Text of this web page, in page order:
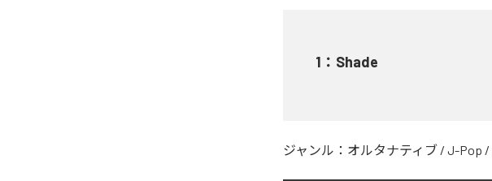
1 ： Shade
ジャンル： オルタナティブ / J-Pop /